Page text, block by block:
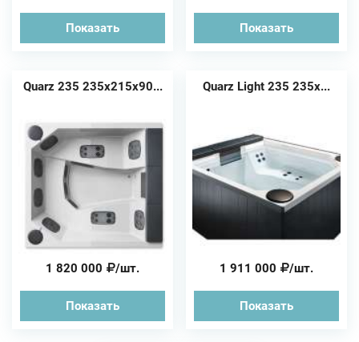
Показать Показать
Quarz 235 235x215x90...
1 820 000 /шт.
Показать
Quarz Light 235 235x...
1 911 000 /шт.
Показать